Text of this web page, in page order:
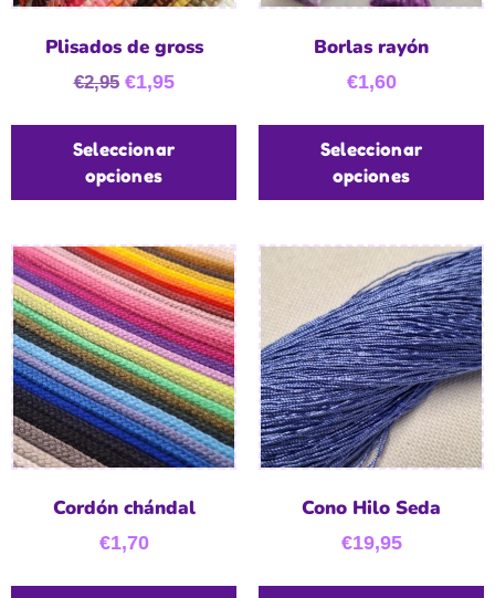
Plisados de gross
€2,95 €1,95
Seleccionar
opciones
Borlas rayón
€1,60
Seleccionar
opciones
Cordón chándal
€1,70
Cono Hilo Seda
€19,95